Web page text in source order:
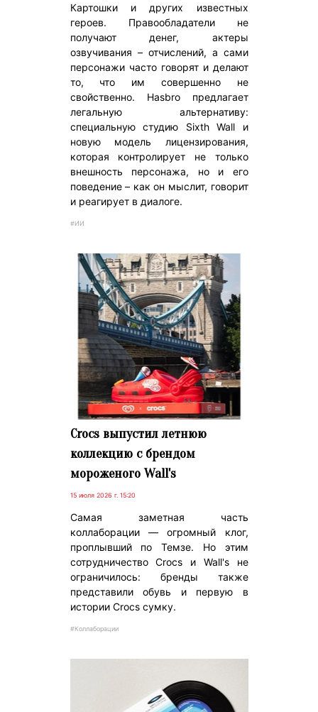
Картошки и других известных
героев. Правообладатели не
получают денег, актеры
озвучивания – отчислений, а сами
персонажи часто говорят и делают
то, что им совершенно не
свойственно. Hasbro предлагает
легальную альтернативу:
специальную студию Sixth Wall и
новую модель лицензирования,
которая контролирует не только
внешность персонажа, но и его
поведение – как он мыслит, говорит
и реагирует в диалоге.
#ИИ
Crocs выпустил летнюю
коллекцию с брендом
мороженого Wall's
15 июля 2026 г. 15:20
Самая заметная часть
коллаборации — огромный клог,
проплывший по Темзе. Но этим
сотрудничество Crocs и Wall's не
ограничилось: бренды также
представили обувь и первую в
истории Crocs сумку.
#Коллаборации